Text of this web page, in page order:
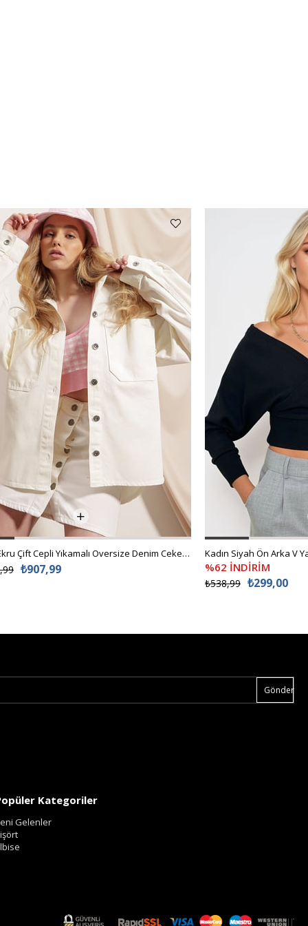
Kadın Ekru Çift Cepli Yıkamalı Oversize Denim Ceket ALC-X8152
₺907,99 %62 İNDİRİM
₺299,00
₺538,99
Gönder
Kategoriler
Gelenler